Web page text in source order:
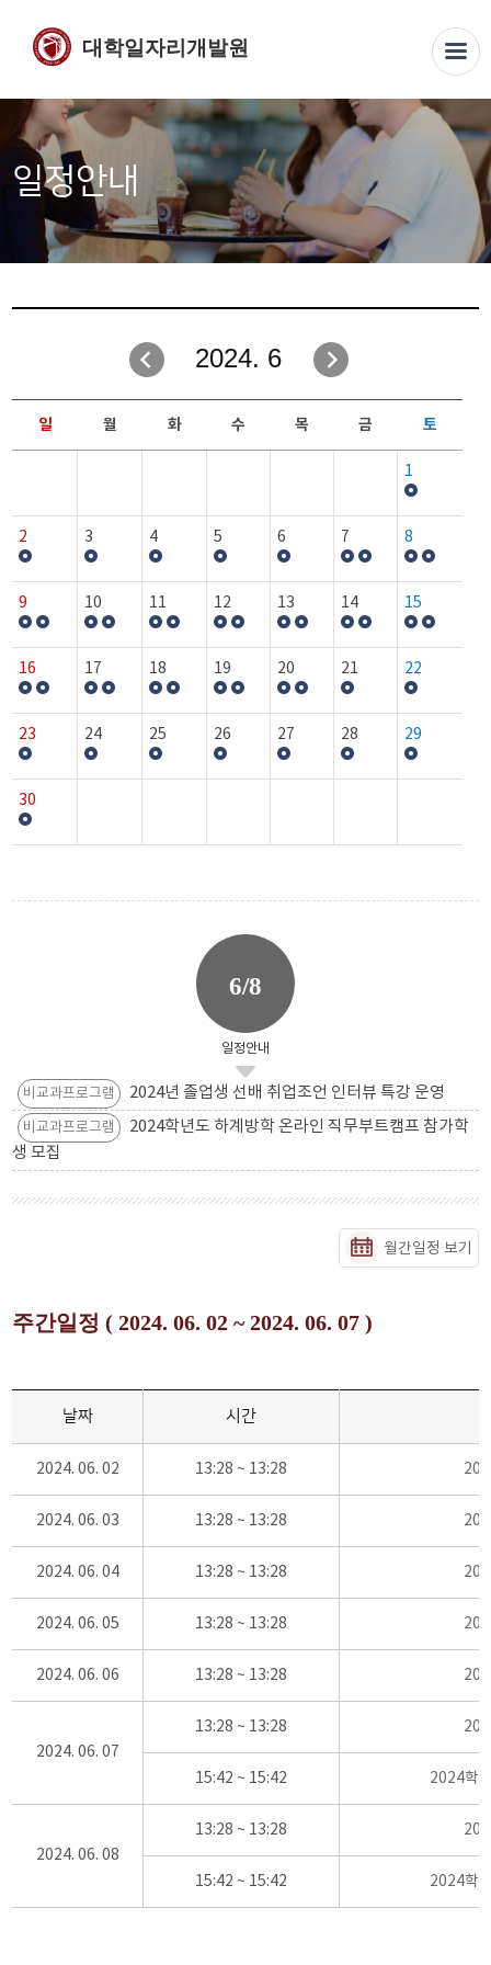
대학일자리개발원
일정안내
2024. 6
일 월 화 수 목 금 토
1
2 3 4 5 6 7 8
9 10 11 12 13 14 15
16 17 18 19 20 21 22
23 24 25 26 27 28 29
30
6/8
일정안내
비교과프로그램 2024년 졸업생 선배 취업조언 인터뷰 특강 운영
비교과프로그램
2024학년도 하계방학 온라인 직무부트캠프 참가학
생 모집
월간일정 보기
주간일정 ( 2024. 06. 02 ~ 2024. 06. 07 )
날짜 시간
2024. 06. 02 13:28 ~ 13:28
2024. 06. 03 13:28 ~ 13:28
2024. 06. 04 13:28 ~ 13:28
2024. 06. 05 13:28 ~ 13:28
2024. 06. 06 13:28 ~ 13:28
2024. 06. 07
13:28 ~ 13:28
15:42 ~ 15:42 2024학
2024. 06. 08
13:28 ~ 13:28
15:42 ~ 15:42 2024학